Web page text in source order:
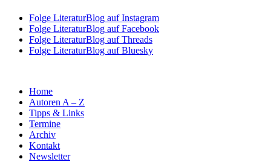
Folge LiteraturBlog auf Instagram
Folge LiteraturBlog auf Facebook
Folge LiteraturBlog auf Threads
Folge LiteraturBlog auf Bluesky
Home
Autoren A – Z
Tipps & Links
Termine
Archiv
Kontakt
Newsletter